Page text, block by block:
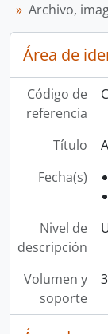
Archivo,
Área de
Código de
referencia
Título
Fecha(s)
Nivel de
descripción
Volumen y
soporte